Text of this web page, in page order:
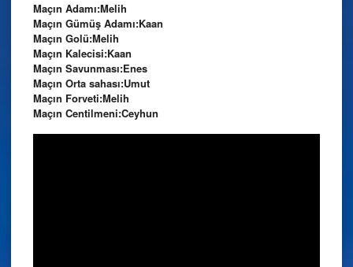
Maçın Adamı:Melih
Maçın Gümüş Adamı:Kaan
Maçın Golü:Melih
Maçın Kalecisi:Kaan
Maçın Savunması:Enes
Maçın Orta sahası:Umut
Maçın Forveti:Melih
Maçın Centilmeni:Ceyhun